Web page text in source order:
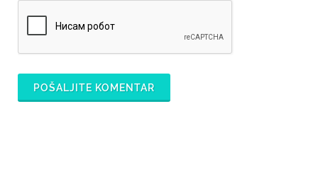
POŠALJITE KOMENTAR